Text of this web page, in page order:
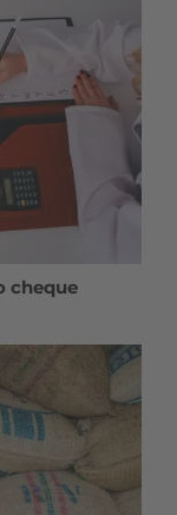
cheque